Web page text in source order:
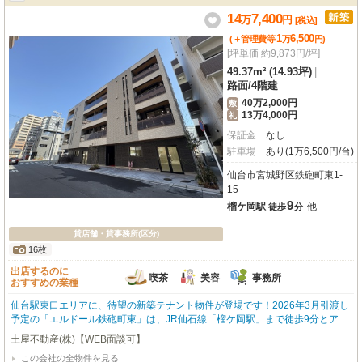
貸店舗・貸事務所(区分)
16枚
14万7,400円 [税込]
(＋管理費等1万6,500円)
[坪単価 約9,873円/坪]
49.37m² (14.93坪)
路面/4階建
敷 40万2,000円
礼 13万4,000円
保証金
なし
駐車場
あり(1万6,500円/台)
仙台市宮城野区鉄砲町東1-
15
榴ケ岡駅 徒歩9分 他
出店するのに
おすすめの業種
喫茶 美容 事務所
仙台駅東口エリアに、待望の新築テナント物件が登場です！2026年3月引渡し
予定の「エルドール鉄砲町東」は、JR仙石線「榴ケ岡駅」まで徒歩9分とアク
セス良好。複数路線利用可能な立地で、ビジネスの拠点として優れた環境で
す。1階の路面店で視認性も高く、専有面積は49.37m²。周辺にはコンビニや
土屋不動産(株)【WEB面談可】
この会社の全物件を見る